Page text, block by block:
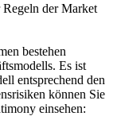
der Market
bestehen
Es ist
entsprechend den
können Sie
einsehen: